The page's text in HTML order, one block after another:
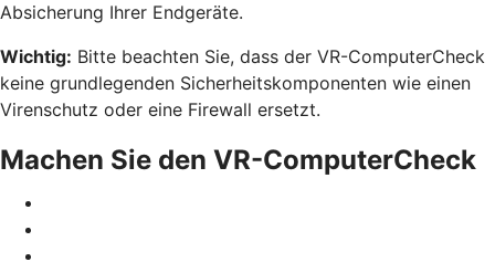
Absicherung Ihrer Endgeräte.
Wichtig: Bitte beachten Sie, dass der VR-ComputerCheck
keine grundlegenden Sicherheitskomponenten wie einen
Virenschutz oder eine Firewall ersetzt.
Machen Sie den VR-ComputerCheck